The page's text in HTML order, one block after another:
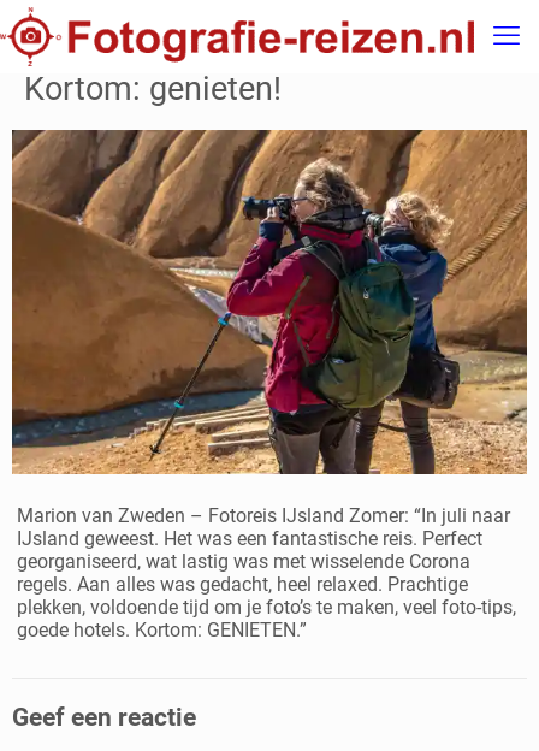
Kortom: genieten!
Marion van Zweden – Fotoreis IJsland Zomer: “In juli naar
IJsland geweest. Het was een fantastische reis. Perfect
georganiseerd, wat lastig was met wisselende Corona
regels. Aan alles was gedacht, heel relaxed. Prachtige
plekken, voldoende tijd om je foto’s te maken, veel foto-tips,
goede hotels. Kortom: GENIETEN.”
Geef een reactie